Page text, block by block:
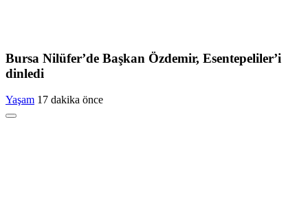
Bursa Nilüfer’de Başkan Özdemir, Esentepeliler’i
dinledi
Yaşam 17 dakika önce